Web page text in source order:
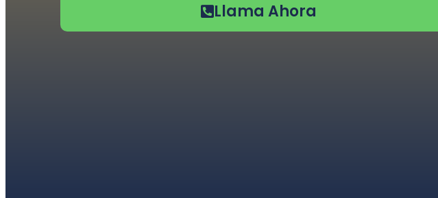
Llama Ahora